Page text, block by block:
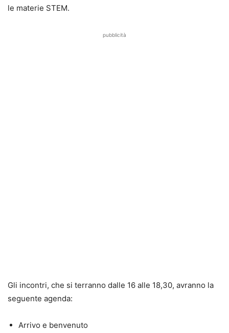
le materie STEM.
pubblicità
Gli incontri, che si terranno dalle 16 alle 18,30, avranno la
seguente agenda:
Arrivo e benvenuto